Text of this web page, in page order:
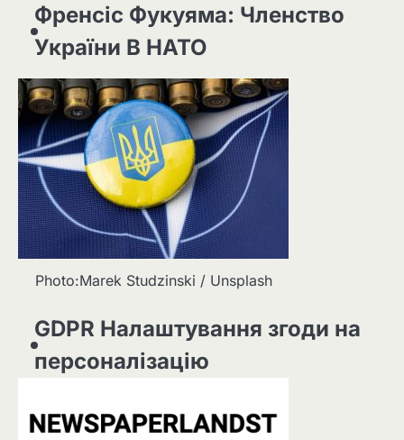
Френсіс Фукуяма: Членство
України В НАТО
Photo:Marek Studzinski / Unsplash
GDPR Налаштування згоди на
персоналізацію